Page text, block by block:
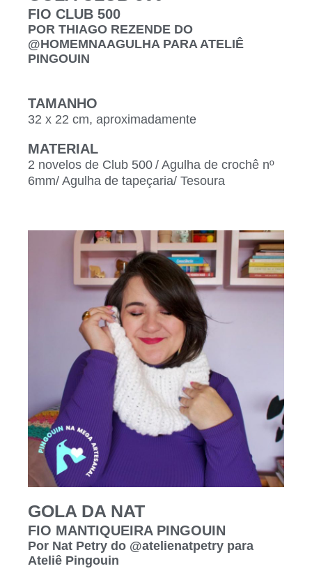
FIO CLUB 500
POR THIAGO REZENDE DO
@HOMEMNAAGULHA PARA ATELIÊ
PINGOUIN
TAMANHO
32 x 22 cm, aproximadamente
MATERIAL
2 novelos de Club 500 / Agulha de crochê nº
6mm/ Agulha de tapeçaria/ Tesoura
GOLA DA NAT
FIO MANTIQUEIRA PINGOUIN
Por Nat Petry do @atelienatpetry para
Ateliê Pingouin